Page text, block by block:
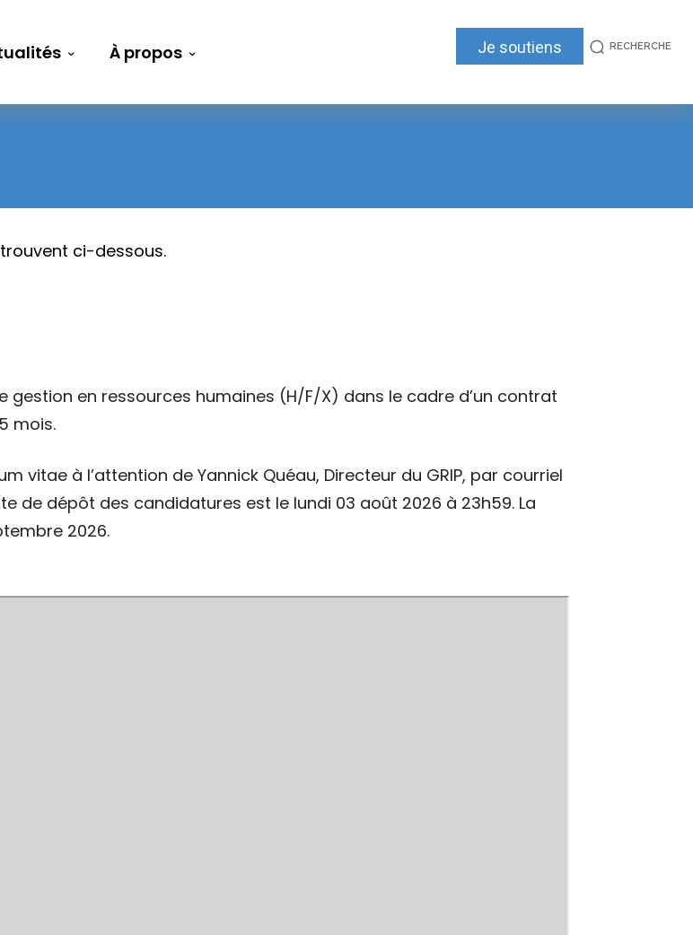
À propos Je soutiens RECHERCHE
ci-dessous.
gestion en ressources humaines (H/F/X) dans le cadre d’un contrat
mois.
vitae à l’attention de Yannick Quéau, Directeur du GRIP, par courriel
de dépôt des candidatures est le lundi 03 août 2026 à 23h59. La
2026.